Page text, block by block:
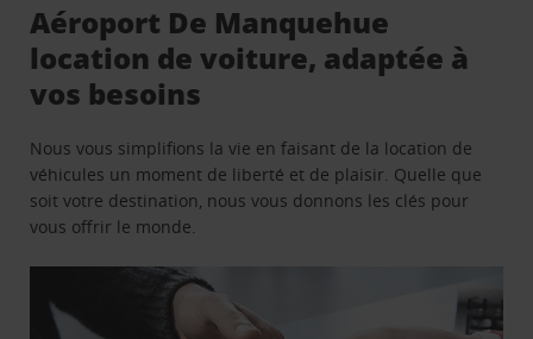
Aéroport De Manquehue
location de voiture, adaptée à
vos besoins
Nous vous simplifions la vie en faisant de la location de
véhicules un moment de liberté et de plaisir. Quelle que
soit votre destination, nous vous donnons les clés pour
vous offrir le monde.